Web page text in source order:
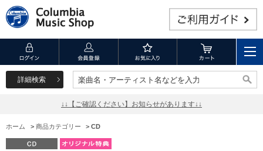
詳細検索 楽曲名・アーティスト名などを入力
楽曲名・アーティスト名などを入力
↓↓【ご確認ください】お知らせがあります↓↓
ホーム > 商品カテゴリー > CD